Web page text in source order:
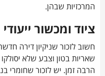
המרכזיות שבהן.
ציוד ומכשור ייעודי
חשוב לזכור שניקיון דירה
שאריות בטון וצבע שלא
הרבה זמן. יש לזכור שחומרי